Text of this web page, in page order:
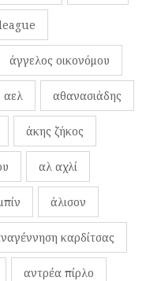
άγγελος οικονόμου
αελ αθανασιάδης
άκης ζήκος
αλ αχλί
άλισον
καρδίτσας
αντρέα πίρλο